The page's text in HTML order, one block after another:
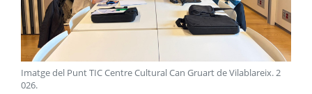
Imatge del Punt TIC Centre Cultural Can Gruart de Vilablareix.2
026.